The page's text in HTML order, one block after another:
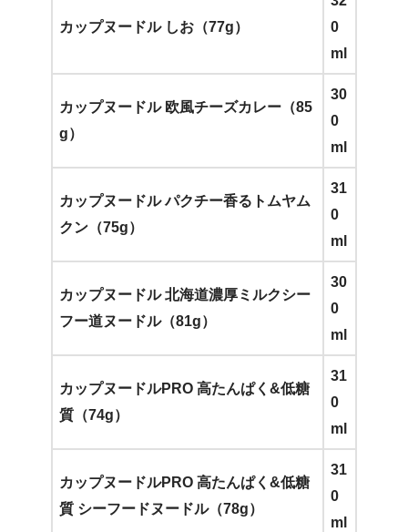
カップヌードル しお（77g）
0
ml
カップヌードル 欧風チーズカレー（85
g）
30
0
ml
カップヌードル パクチー香るトムヤム
クン（75g）
31
0
ml
カップヌードル 北海道濃厚ミルクシー
フー道ヌードル（81g）
30
0
ml
カップヌードルPRO 高たんぱく&低糖
質（74g）
31
0
ml
カップヌードルPRO 高たんぱく&低糖
質 シーフードヌードル（78g）
31
0
ml